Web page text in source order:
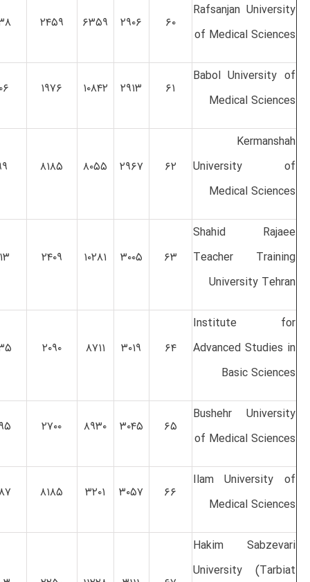
Rafsanjan University
of Medical Sciences
۶۰ ۲۹۰۶ ۶۳۵۹ ۲۴۵۹
Babol University of
Medical Sciences
۶۱ ۲۹۱۳ ۱۰۸۴۲ ۱۹۷۶
Kermanshah
University of
Medical Sciences
۶۲ ۲۹۶۷ ۸۰۵۵ ۸۱۸۵
Shahid Rajaee
Teacher Training
University Tehran
۶۳ ۳۰۰۵ ۱۰۲۸۱ ۲۴۰۹
Institute for
Advanced Studies in
Basic Sciences
۶۴ ۳۰۱۹ ۸۷۱۱ ۲۰۹۰
Bushehr University
of Medical Sciences
۶۵ ۳۰۴۵ ۸۹۳۰ ۲۷۰۰
Ilam University of
Medical Sciences
۶۶ ۳۰۵۷ ۳۲۰۱ ۸۱۸۵
Hakim Sabzevari
University ‪(Tarbiat